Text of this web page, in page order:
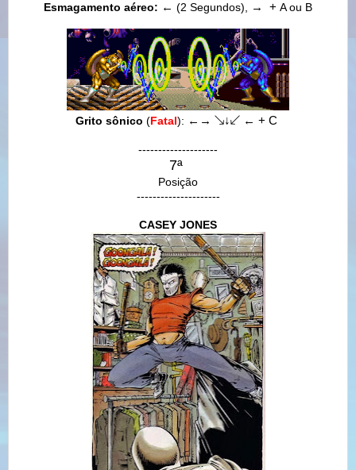
Esmagamento aéreo: ← (2 Segundos), → + A ou B
Grito sônico (Fatal): ← → ↘↓↙ ← + C
--------------------
7ª
Posição
---------------------
CASEY JONES